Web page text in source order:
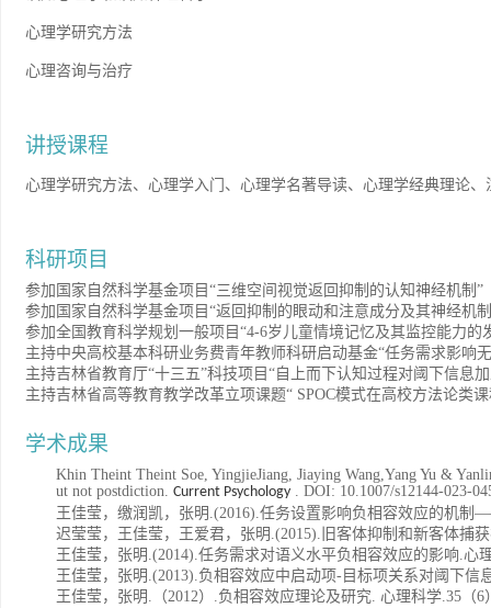
心理学研究方法
心理咨询与治疗
讲授课程
心理学研究方法、心理学入门、心理学名著导读、心理学经典理论
科研项目
参加 国家自然科学基金项目 “三维空间视觉返回抑制的认知神经机制”
参加 国家自然科学基金项目 “返回抑制的眼动和注意成分及其神经机
参加全国教育科学规划一般项目 “4-6岁儿童情境记忆及其监控能力的
主持中央高校基本科研业务费青年教师科研启动基金“任务需求影响
主持吉林省教育厅“十三五”科技项目“自上而下认知过程对阈下信息
主持吉林省高等教育教学改革立项课题“ SPOC模式在高校方法论类
学术成果
Khin Theint Theint Soe, YingjieJiang, Jiaying Wang,Yang Yu &
ut not postdiction. Current Psychology . DOI: 10.1007/s12144-023-
王佳莹，缴润凯，张明 .(2016).任务设置影响负相容效应的机
迟莹莹，王佳莹，王爱君，张明 .(2015).旧客体抑制和新客体捕
王佳莹，张明 .(2014).任务需求对语义水平负相容效应的影响.心
王佳莹，张明 .(2013).负相容效应中启动项-目标项关系对阈下信
王佳莹， 张明 .（2012）.负相容效应理论及研究. 心理科学.35 （6